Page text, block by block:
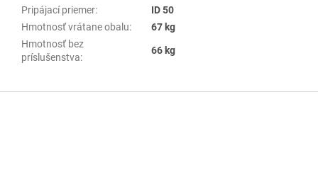
Pripájací priemer:
ID 50
Hmotnosť vrátane obalu:
67 kg
Hmotnosť bez
príslušenstva:
66 kg